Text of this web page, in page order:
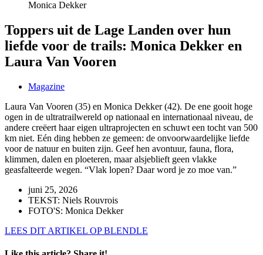
Monica Dekker
Toppers uit de Lage Landen over hun
liefde voor de trails: Monica Dekker en
Laura Van Vooren
Magazine
Laura Van Vooren (35) en Monica Dekker (42). De ene gooit hoge
ogen in de ultratrailwereld op nationaal en internationaal niveau, de
andere creëert haar eigen ultraprojecten en schuwt een tocht van 500
km niet. Eén ding hebben ze gemeen: de onvoorwaardelijke liefde
voor de natuur en buiten zijn. Geef hen avontuur, fauna, flora,
klimmen, dalen en ploeteren, maar alsjeblieft geen vlakke
geasfalteerde wegen. “Vlak lopen? Daar word je zo moe van.”
juni 25, 2026
TEKST: Niels Rouvrois
FOTO'S: Monica Dekker
LEES DIT ARTIKEL OP BLENDLE